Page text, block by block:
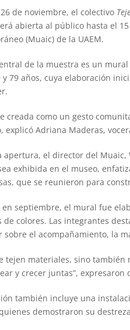
de noviembre, el colectivo
abierta al público hasta el
(Muaic) de la UAEM.
de la muestra es un
79 años, cuya elaboración
creada como un gesto
explicó Adriana Maderas,
apertura, el director del
exhibida en el museo,
que se reunieron para
en septiembre, el mural fue
de colores. Las integrantes
sobre el acompañamiento, la
tejen materiales, sino
y crecer juntas”,
también incluye una
demostraron su